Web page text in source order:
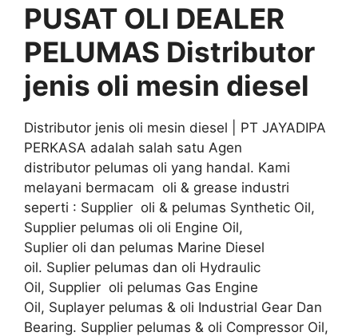
PUSAT OLI DEALER
PELUMAS Distributor
jenis oli mesin diesel
Distributor jenis oli mesin diesel | PT JAYADIPA
PERKASA adalah salah satu Agen
distributor pelumas oli yang handal. Kami
melayani bermacam oli & grease industri
seperti : Supplier oli & pelumas Synthetic Oil,
Supplier pelumas oli oli Engine Oil,
Suplier oli dan pelumas Marine Diesel
oil. Suplier pelumas dan oli Hydraulic
Oil, Supplier oli pelumas Gas Engine
Oil, Suplayer pelumas & oli Industrial Gear Dan
Bearing. Supplier pelumas & oli Compressor Oil,